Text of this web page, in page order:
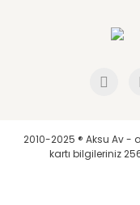
2010-2025 ® Aksu Av -
kartı bilgileriniz